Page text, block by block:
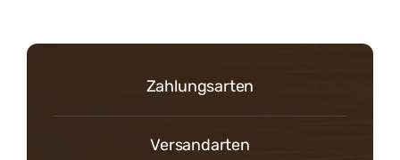
Zahlungsarten
Versandarten